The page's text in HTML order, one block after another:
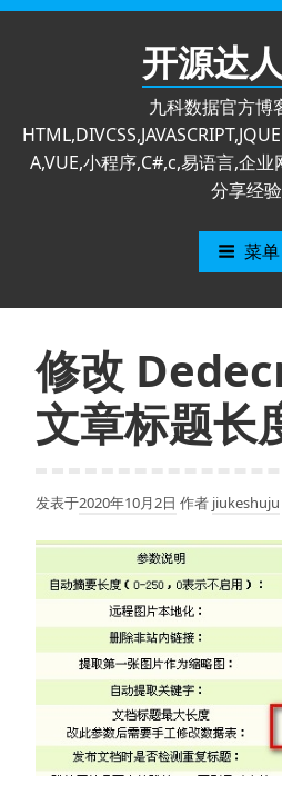
跳
开源达
九科数据官方博
A,VUE,小程序,C#,c,易语言,企
分享经
菜单
修改
文章标题长
发表于2020年10月2日 作者 jiukeshuju